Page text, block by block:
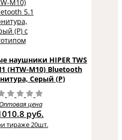
наушники HIPER TWS
(HTW-M10) Bluetooth
Серый (Р)
Оптовая цена
руб.
тираже 20шт.